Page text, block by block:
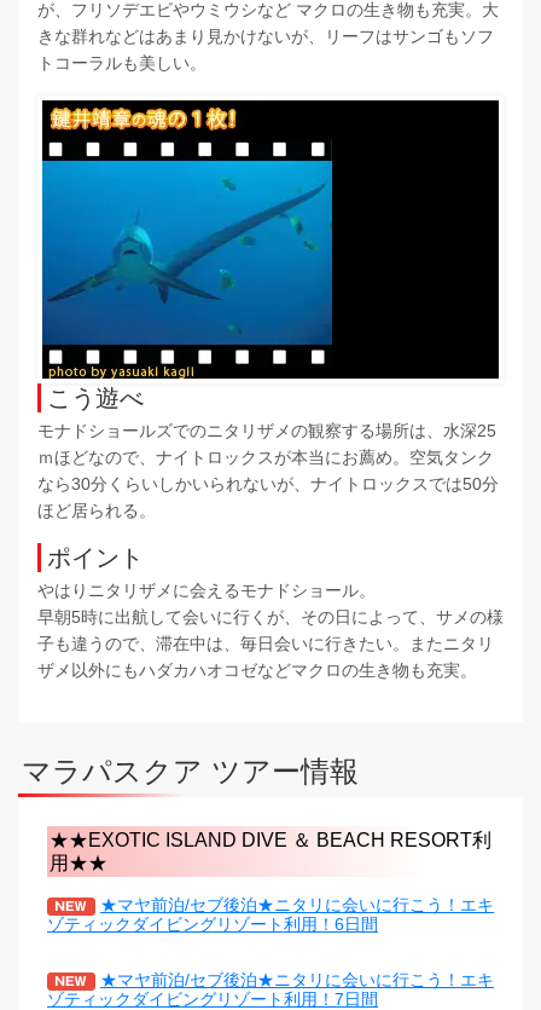
が、フリソデエビやウミウシなど マクロの生き物も充実。大
きな群れなどはあまり見かけないが、リーフはサンゴもソフ
トコーラルも美しい。
こう遊べ
モナドショールズでのニタリザメの観察する場所は、水深25
ｍほどなので、ナイトロックスが本当にお薦め。空気タンク
なら30分くらいしかいられないが、ナイトロックスでは50分
ほど居られる。
ポイント
やはりニタリザメに会えるモナドショール。
早朝5時に出航して会いに行くが、その日によって、サメの様
子も違うので、滞在中は、毎日会いに行きたい。またニタリ
ザメ以外にもハダカハオコゼなどマクロの生き物も充実。
マラパスクア ツアー情報
★★EXOTIC ISLAND DIVE ＆ BEACH RESORT利
用★★
★マヤ前泊/セブ後泊★ニタリに会いに行こう！エキ
ゾティックダイビングリゾート利用！6日間
★マヤ前泊/セブ後泊★ニタリに会いに行こう！エキ
ゾティックダイビングリゾート利用！7日間